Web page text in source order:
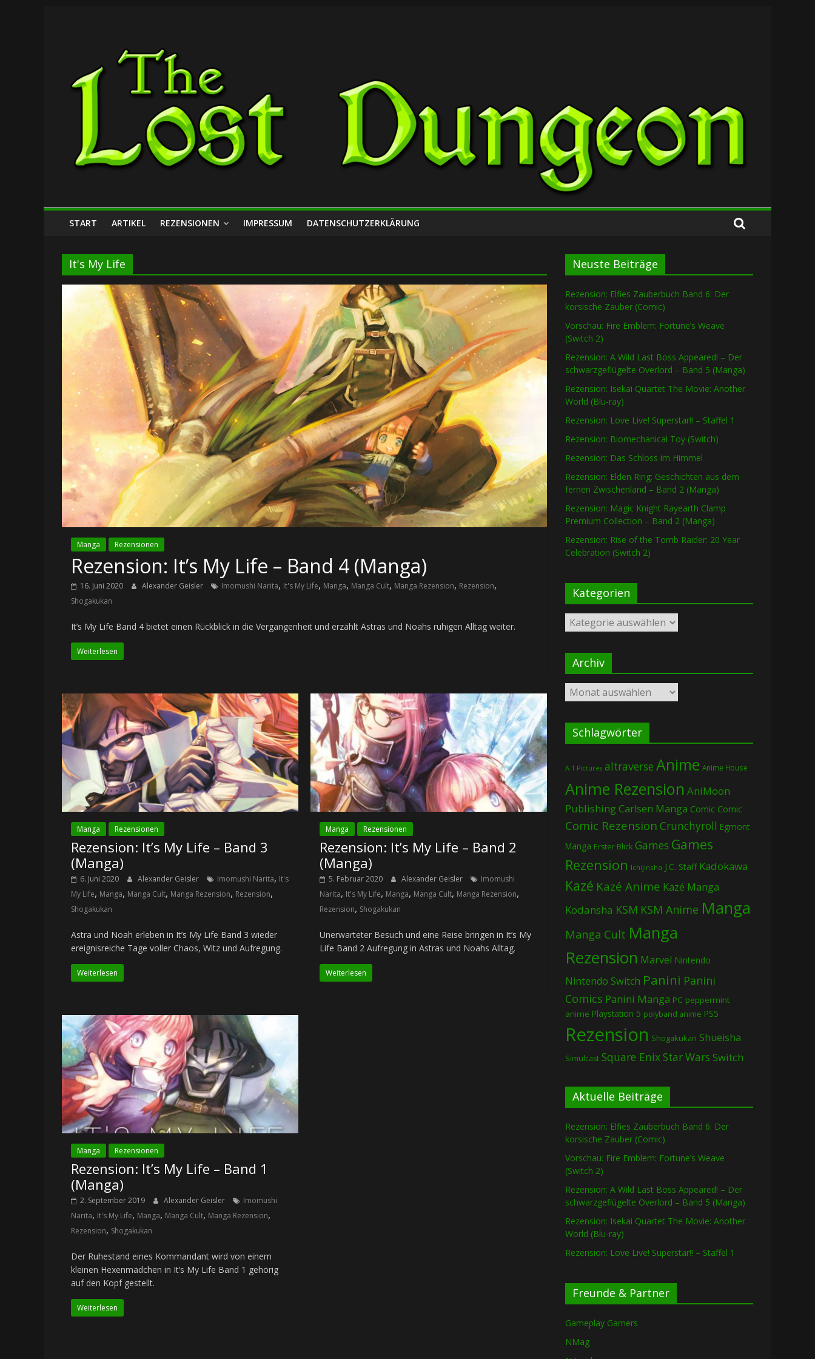
Lost
Dungeon
START ARTIKEL REZENSIONEN IMPRESSUM DATENSCHUTZERKLÄRUNG
It's My Life
Manga Rezensionen
Rezension: It’s My Life – Band 4 (Manga)
16. Juni 2020 Alexander Geisler Imomushi Narita, It's My Life, Manga, Manga Cult, Manga Rezension, Rezension,
Shogakukan
It’s My Life Band 4 bietet einen Rückblick in die Vergangenheit und erzählt Astras und Noahs ruhigen Alltag weiter.
Weiterlesen
Manga Rezensionen
Rezension: It’s My Life – Band 3
(Manga)
6. Juni 2020 Alexander Geisler Imomushi Narita, It's
My Life, Manga, Manga Cult, Manga Rezension, Rezension,
Shogakukan
Astra und Noah erleben in It’s My Life Band 3 wieder
ereignisreiche Tage voller Chaos, Witz und Aufregung.
Weiterlesen
Manga Rezensionen
Rezension: It’s My Life – Band 2
(Manga)
5. Februar 2020 Alexander Geisler
Imomushi
Narita, It's My Life, Manga, Manga Cult, Manga Rezension,
Rezension, Shogakukan
Unerwarteter Besuch und eine Reise bringen in It’s My
Life Band 2 Aufregung in Astras und Noahs Alltag.
Weiterlesen
Manga Rezensionen
Rezension: It’s My Life – Band 1
(Manga)
2. September 2019 Alexander Geisler
Imomushi
Narita, It's My Life, Manga, Manga Cult, Manga Rezension,
Rezension, Shogakukan
Der Ruhestand eines Kommandant wird von einem
kleinen Hexenmädchen in It’s My Life Band 1 gehörig
auf den Kopf gestellt.
Weiterlesen
Neuste Beiträge
Rezension: Elfies Zauberbuch Band 6: Der
korsische Zauber (Comic)
Vorschau: Fire Emblem: Fortune’s Weave
(Switch 2)
Rezension: A Wild Last Boss Appeared! – Der
schwarzgeflügelte Overlord – Band 5 (Manga)
Rezension: Isekai Quartet The Movie: Another
World (Blu-ray)
Rezension: Love Live! Superstar!! – Staffel 1
Rezension: Biomechanical Toy (Switch)
Rezension: Das Schloss im Himmel
Rezension: Elden Ring: Geschichten aus dem
fernen Zwischenland – Band 2 (Manga)
Rezension: Magic Knight Rayearth Clamp
Premium Collection – Band 2 (Manga)
Rezension: Rise of the Tomb Raider: 20 Year
Celebration (Switch 2)
Kategorien
Kategorien
Archiv
Archiv
Schlagwörter
A-1 Pictures altraverse Anime Anime House
Anime Rezension AniMoon
PublishingCarlsen Manga Comic Comic
Comic Rezension Crunchyroll Egmont
Manga Erster Blick Games Games
Rezension Ichijinsha J.C. Staff Kadokawa
Kazé Kazé Anime Kazé Manga
Kodansha KSM KSM Anime Manga
Manga Cult Manga
Rezension Marvel Nintendo
Nintendo Switch Panini Panini
Comics Panini Manga PC peppermint
anime Playstation 5 polyband anime PS5
Rezension Shogakukan Shueisha
Simulcast Square EnixStar Wars Switch
Aktuelle Beiträge
Rezension: Elfies Zauberbuch Band 6: Der
korsische Zauber (Comic)
Vorschau: Fire Emblem: Fortune’s Weave
(Switch 2)
Rezension: A Wild Last Boss Appeared! – Der
schwarzgeflügelte Overlord – Band 5 (Manga)
Rezension: Isekai Quartet The Movie: Another
World (Blu-ray)
Rezension: Love Live! Superstar!! – Staffel 1
Freunde & Partner
Gameplay Gamers
NMag